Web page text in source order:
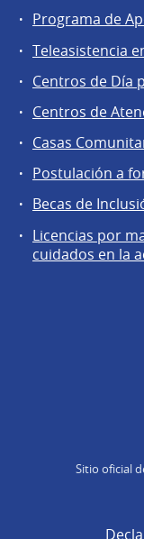
Programa de
Teleasistencia
Centros de Día
Centros de
Casas
Postulación a
Becas de
Licencias por
cuidados en la
Sitio oficial